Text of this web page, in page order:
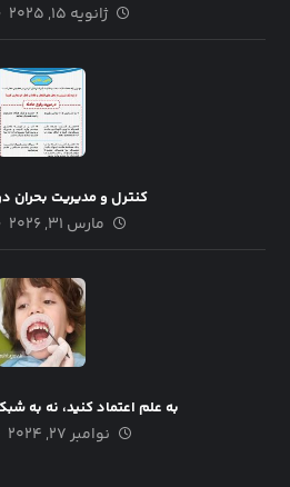
ژانویه ۱۵, ۲۰۲۵
کنترل و مدیریت بحران
مارس ۳۱, ۲۰۲۶
به علم اعتماد کنید، نه به
نوامبر ۲۷, ۲۰۲۴